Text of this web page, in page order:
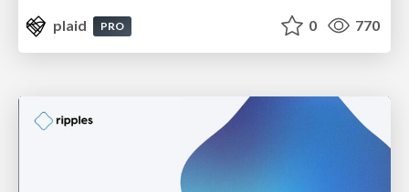
plaid
PRO 0 770